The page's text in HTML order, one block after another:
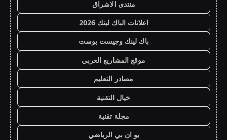
منتدى الاشراق
اعلانات الباك لينك 2026
باك لينك وجيست بوست
موقع المشاريع العربي
مصادر التعليم
خيال التقنية
مجلة تقنية
يو ان بي الرياضي